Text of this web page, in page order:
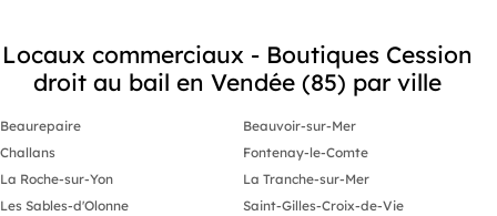
Locaux commerciaux - Boutiques Cession
droit au bail en Vendée (85) par ville
Beaurepaire
Beauvoir-sur-Mer
Challans
Fontenay-le-Comte
La Roche-sur-Yon
La Tranche-sur-Mer
Les Sables-d'Olonne
Saint-Gilles-Croix-de-Vie